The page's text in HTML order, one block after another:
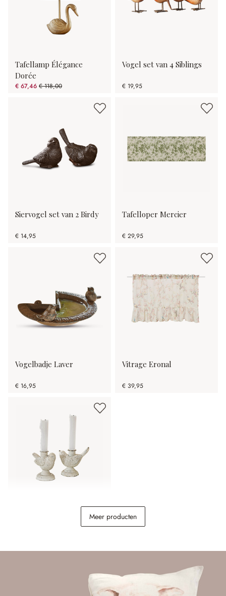
Tafellamp Élégance
Dorée
€ 67,46 € 118,00
(42.83% gespart)
Vogel set van 4 Siblings
€ 19,95
Siervogel set van 2 Birdy
€ 14,95
Tafelloper Mercier
€ 29,95
Vogelbadje Laver
€ 16,95
Vitrage Eronal
€ 39,95
Kaarsenhouder set van 2Meer producten